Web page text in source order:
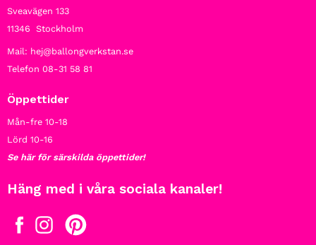
Sveavägen 133
11346 Stockholm
Mail: hej@ballongverkstan.se
Telefon 08-31 58 81
Öppettider
Mån-fre 10-18
Lörd 10-16
Se här för särskilda öppettider!
Häng med i våra sociala kanaler!